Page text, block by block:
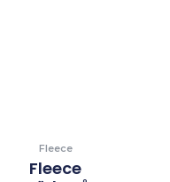
Fleece
Fleece